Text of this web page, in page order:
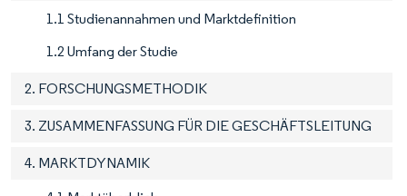
1.1 Studienannahmen und Marktdefinition
1.2 Umfang der Studie
2. FORSCHUNGSMETHODIK
3. ZUSAMMENFASSUNG FÜR DIE GESCHÄFTSLEITUNG
4. MARKTDYNAMIK